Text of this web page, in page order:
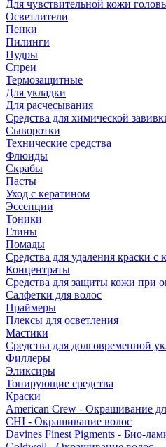
Для чувствительной кожи
Осветлители
Пенки
Пилинги
Пудры
Спреи
Термозащитные
Для укладки
Для расчесывания
Средства для химической
Сыворотки
Технические средства
Флюиды
Скрабы
Пасты
Уход с кератином
Эссенции
Тоники
Глины
Помады
Средства для удаления краски с
Концентраты
Средства для защиты кожи при
Салфетки для волос
Праймеры
Плексы для осветления
Мастики
Средства для долговременной
Филлеры
Эликсиры
Тонирующие средства
Краски
American Crew - Окрашивание
CHI - Окрашивание волос
Davines Finest Pigments - Био-